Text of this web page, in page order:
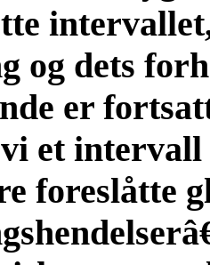
og dets
er
et
foreslåtte